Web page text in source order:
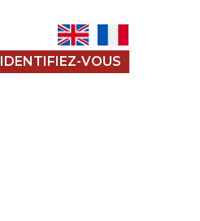
IDENTIFIEZ-VOUS